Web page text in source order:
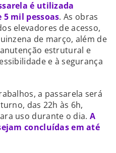
é utilizada
mil pessoas. As obras
elevadores de acesso,
de março, além de
estrutural e
e à segurança
a passarela será
das 22h às 6h,
uso durante o dia. A
concluídas em até